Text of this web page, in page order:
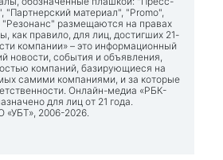
"Партнерский материал", "Promo",
"Резонанс" размещаются на правах
как правило, для лиц, достигших 21-
компании» – это информационный
новости, события и объявления,
компаний, базирующиеся на
самими компаниями, и за которые
Онлайн-медиа «РБК-
для лиц от 21 года.
2006-2026.